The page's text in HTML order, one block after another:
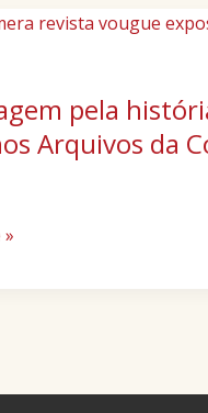
pela
Arquivos da